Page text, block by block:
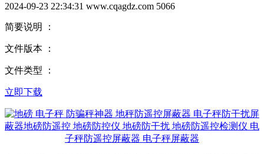
2024-09-23 22:34:31 www.cqagdz.com 5066
简要说明 ：
文件版本 ：
文件类型 ：
立即下载